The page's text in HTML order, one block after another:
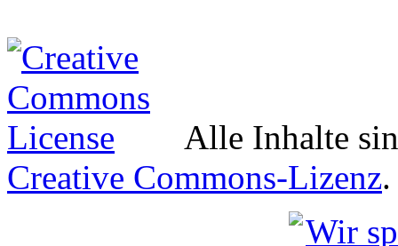
Alle Inhalte
Creative Commons-Lizenz.